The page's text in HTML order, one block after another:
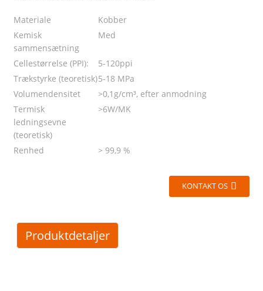
Materiale
Kobber
Kemisk
sammensætning
Med
Cellestørrelse (PPI):
5-120ppi
Trækstyrke (teoretisk)5-18 MPa
Volumendensitet
>0,1g/cm³, efter anmodning
Termisk
ledningsevne
(teoretisk)
>6W/MK
Renhed > 99,9 %
KONTAKT OS
Produktdetaljer